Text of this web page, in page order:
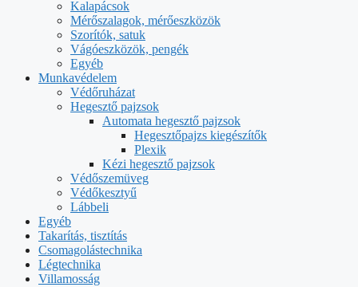
Kalapácsok
Mérőszalagok, mérőeszközök
Szorítók, satuk
Vágóeszközök, pengék
Egyéb
Munkavédelem
Védőruházat
Hegesztő pajzsok
Automata hegesztő pajzsok
Hegesztőpajzs kiegészítők
Plexik
Kézi hegesztő pajzsok
Védőszemüveg
Védőkesztyű
Lábbeli
Egyéb
Takarítás, tisztítás
Csomagolástechnika
Légtechnika
Villamosság